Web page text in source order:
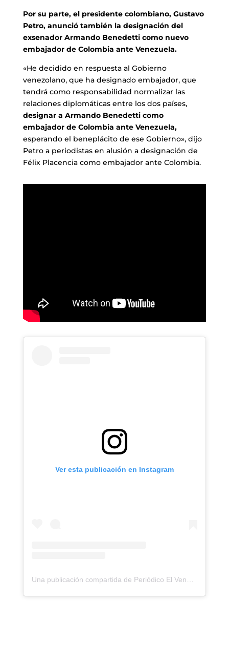
Por su parte, el presidente colombiano, Gustavo
Petro, anunció también la designación del
exsenador Armando Benedetti como nuevo
embajador de Colombia ante Venezuela.
«He decidido en respuesta al Gobierno
venezolano, que ha designado embajador, que
tendrá como responsabilidad normalizar las
relaciones diplomáticas entre los dos países,
designar a Armando Benedetti como
embajador de Colombia ante Venezuela,
esperando el beneplácito de ese Gobierno», dijo
Petro a periodistas en alusión a designación de
Félix Placencia como embajador ante Colombia.
Ver esta publicación en Instagram
Una publicación compartida de Periódico El Venezolano (@elvenezolano_news)